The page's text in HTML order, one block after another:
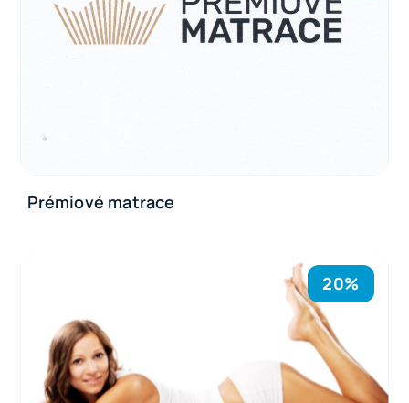
Prémiové matrace
20%